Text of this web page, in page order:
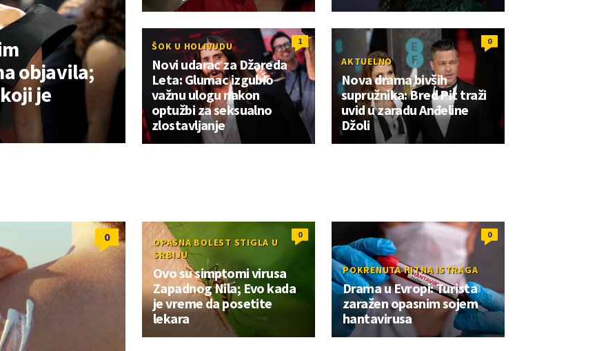
objavila;
je
1
ŠOK U HOLIVUDU
Novi udarac za Džareda
Leta: Glumac izgubio
važnu ulogu nakon
optužbi za seksualno
zlostavljanje
0
AKTUELNO
Nova drama bivših
supružnika: Bred Pit traži
uvid u zaradu Anđeline
Džoli
0 0
OPASNA BOLEST STIGLA U
SRBIJU
Ovo su simptomi virusa
Zapadnog Nila; Evo kada
je vreme da posetite
lekara
0
POKRENUTA HITNA ISTRAGA
Drama u Evropi: Turista
zaražen opasnim sojem
hantavirusa